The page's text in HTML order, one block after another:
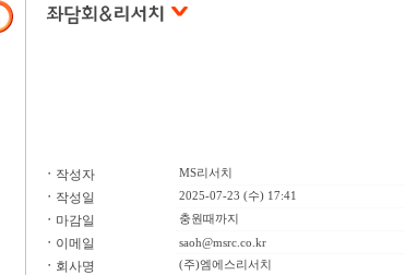
ㆍ 작성자 MS리서치
ㆍ 작성일 2025-07-23 (수) 17:41
ㆍ 마감일 충원때까지
ㆍ 이메일 saoh@msrc.co.kr
ㆍ 회사명 (주)엠에스리서치